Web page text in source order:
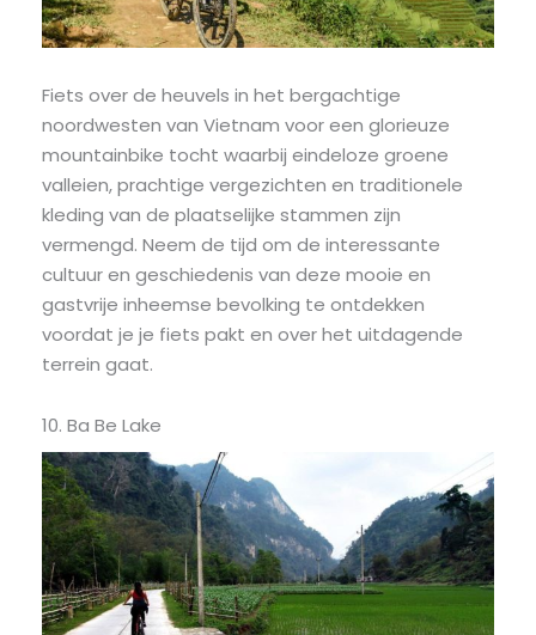
Fiets over de heuvels in het bergachtige
noordwesten van Vietnam voor een glorieuze
mountainbike tocht waarbij eindeloze groene
valleien, prachtige vergezichten en traditionele
kleding van de plaatselijke stammen zijn
vermengd. Neem de tijd om de interessante
cultuur en geschiedenis van deze mooie en
gastvrije inheemse bevolking te ontdekken
voordat je je fiets pakt en over het uitdagende
terrein gaat.
10. Ba Be Lake